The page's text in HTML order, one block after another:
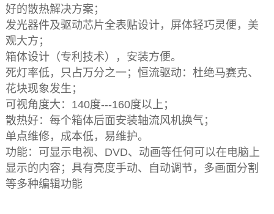
好的散热解决方案；
发光器件及驱动芯片全表贴设计，屏体轻巧灵便，美
观大方；
箱体设计（专利技术），安装方便。
死灯率低，只占万分之一；恒流驱动：杜绝马赛克、
花块现象发生；
可视角度大：140度---160度以上；
散热好：每个箱体后面安装轴流风机换气；
单点维修，成本低，易维护。
功能：可显示电视、DVD、动画等任何可以在电脑上
显示的内容；具有亮度手动、自动调节，多画面分割
等多种编辑功能